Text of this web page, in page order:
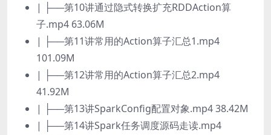
| ├──第10讲通过隐式转换扩充RDDAction算
子.mp4 63.06M
| ├──第11讲常用的Action算子汇总1.mp4
101.09M
| ├──第12讲常用的Action算子汇总2.mp4
41.92M
| ├──第13讲SparkConfig配置对象.mp4 38.42M
| ├──第14讲Spark任务调度源码走读.mp4